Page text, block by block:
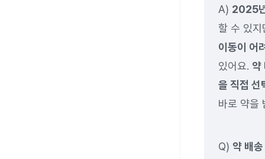
A) 2025
할 수 있
이동이 어
있어요. 약
을 직접 선
바로 약을
Q) 약 배